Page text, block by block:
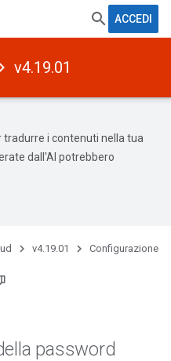
ACCEDI
v4.19.01
tradurre i contenuti nella tua
dall'AI potrebbero
v4.19.01 Configurazione
password